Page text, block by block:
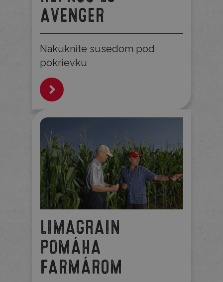
AVENGER
Nakuknite susedom pod
pokrievku
LIMAGRAIN
POMÁHA
FARMÁROM